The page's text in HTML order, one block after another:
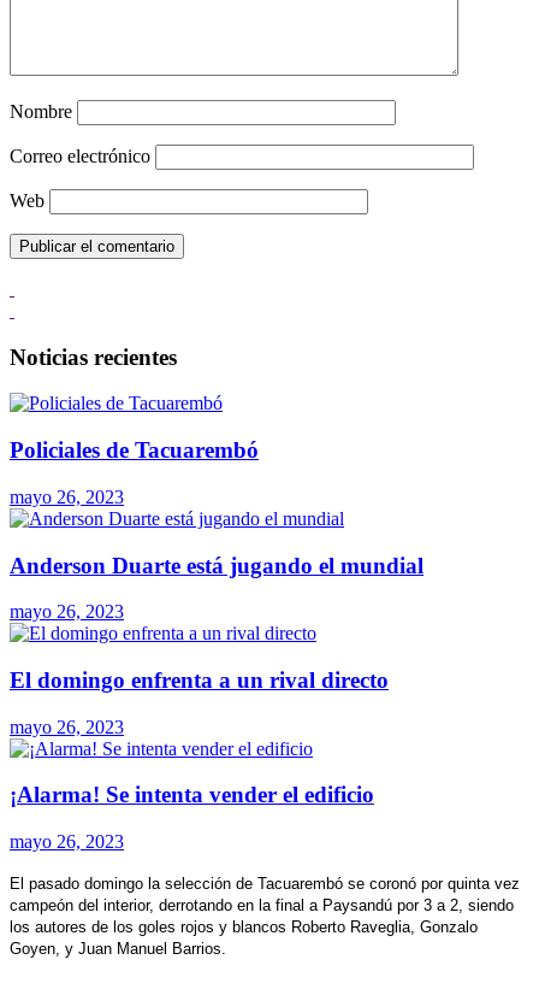
Nombre
Correo electrónico
Web
Noticias recientes
Policiales de Tacuarembó
mayo 26, 2023
Anderson Duarte está jugando el mundial
mayo 26, 2023
El domingo enfrenta a un rival directo
mayo 26, 2023
¡Alarma! Se intenta vender el edificio
mayo 26, 2023
El pasado domingo la selección de Tacuarembó se coronó por quinta vez
campeón del interior, derrotando en la final a Paysandú por 3 a 2, siendo
los autores de los goles rojos y blancos Roberto Raveglia, Gonzalo
Goyen, y Juan Manuel Barrios.